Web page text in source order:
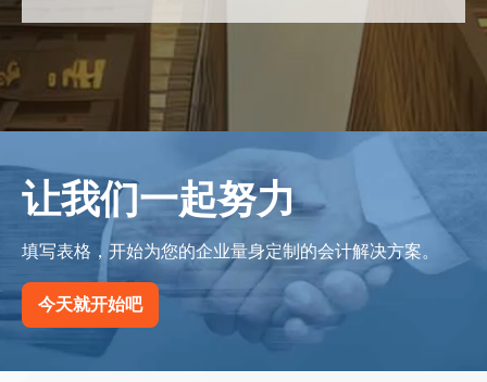
让我们一起努力
填写表格，开始为您的企业量身定制的会计解决方案。
今天就开始吧